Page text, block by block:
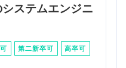
ステムエンジニ
第二新卒可 高卒可